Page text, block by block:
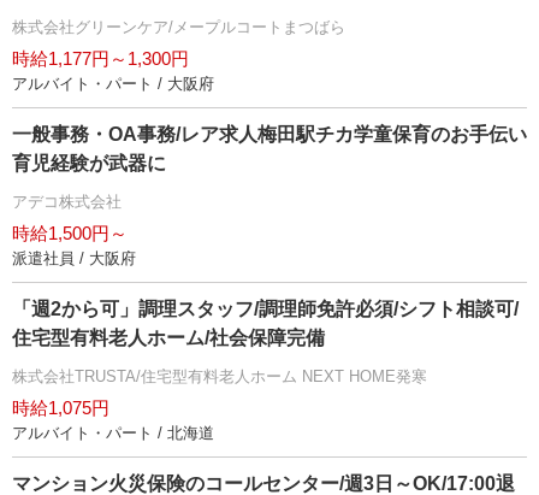
株式会社グリーンケア/メープルコートまつばら
時給1,177円～1,300円
アルバイト・パート / 大阪府
一般事務・OA事務/レア求人梅田駅チカ学童保育のお手伝い
育児経験が武器に
アデコ株式会社
時給1,500円～
派遣社員 / 大阪府
「週2から可」調理スタッフ/調理師免許必須/シフト相談可/
住宅型有料老人ホーム/社会保障完備
株式会社TRUSTA/住宅型有料老人ホーム NEXT HOME発寒
時給1,075円
アルバイト・パート / 北海道
マンション火災保険のコールセンター/週3日～OK/17:00退